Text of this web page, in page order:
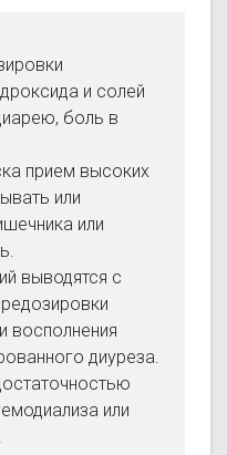
и солей
боль в
прием высоких
или
или
выводятся с
восполнения
диуреза.
или